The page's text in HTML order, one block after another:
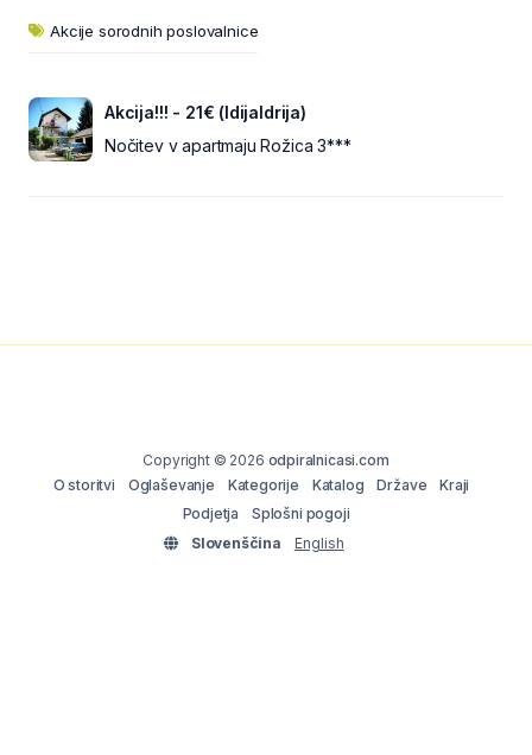
Akcije sorodnih poslovalnice
Akcija!!! - 21€ (IdijaIdrija)
Nočitev v apartmaju Rožica 3***
Copyright © 2026 odpiralnicasi.com
O storitvi
Oglaševanje Kategorije Katalog Države
Kraji
Podjetja
Splošni pogoji
Slovenščina
English